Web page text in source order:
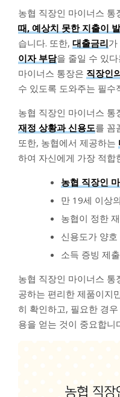
농협 직장인 마이너스 통
때, 예상치 못한 지출이
습니다. 또한, 대출금리가
이자 부담을 줄일 수 있
마이너스 통장은 직장인
수 있도록 도와주는 필수
농협 직장인 마이너스 통
재정 상황과 신용도를 꼼
또한, 농협에서 제공하는
하여 자신에게 가장 적합
농협 직장인
만 19세 이상
농협이 정한
신용도가 양호
소득 증빙 제
농협 직장인 마이너스 통
공하는 편리한 제품이지
히 확인하고, 필요한 경우
용을 얻는 것이 중요합니